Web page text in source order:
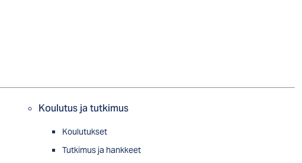
Koulutus ja tutkimus
Koulutukset
Tutkimus ja hankkeet